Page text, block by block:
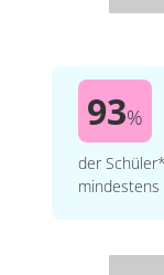
93%
der
mindestens